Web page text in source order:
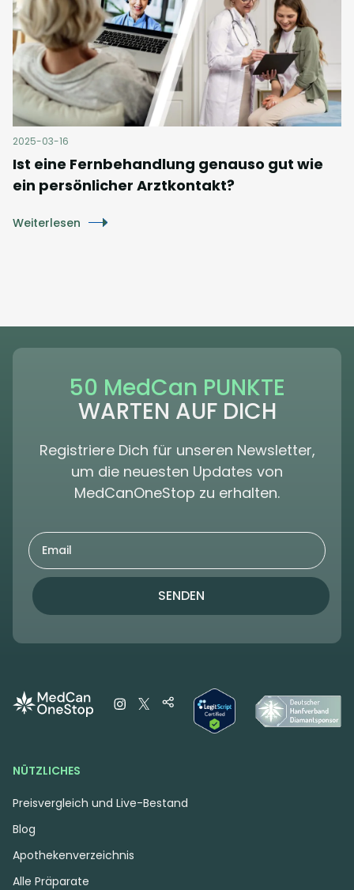
2025-03-16
Ist eine Fernbehandlung genauso gut wie
ein persönlicher Arztkontakt?
Weiterlesen
50 MedCan PUNKTE
WARTEN AUF DICH
Registriere Dich für unseren Newsletter,
um die neuesten Updates von
MedCanOneStop zu erhalten.
SENDEN
NÜTZLICHES
Preisvergleich und Live-Bestand
Blog
Apothekenverzeichnis
Alle Präparate